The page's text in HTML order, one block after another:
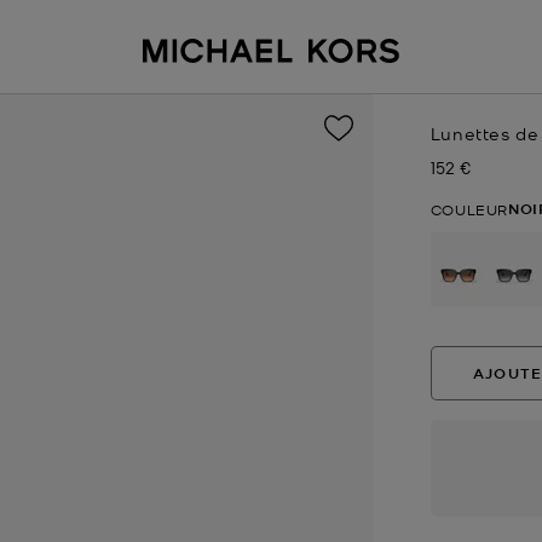
Lunettes
Prix actuel
152 €
COULEUR